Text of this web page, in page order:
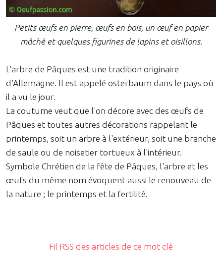
Petits œufs en pierre, œufs en bois, un œuf en papier
mâché et quelques figurines de lapins et oisillons.
L'arbre de Pâques est une tradition originaire
d'Allemagne. Il est appelé osterbaum dans le pays où
il a vu le jour.
La coutume veut que l'on décore avec des œufs de
Pâques et toutes autres décorations rappelant le
printemps, soit un arbre à l'extérieur, soit une branche
de saule ou de noisetier tortueux à l'intérieur.
Symbole Chrétien de la fête de Pâques, l'arbre et les
œufs du même nom évoquent aussi le renouveau de
la nature ; le printemps et la fertilité.
Fil RSS des articles de ce mot clé